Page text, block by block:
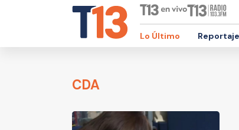
Lo Último
CDA